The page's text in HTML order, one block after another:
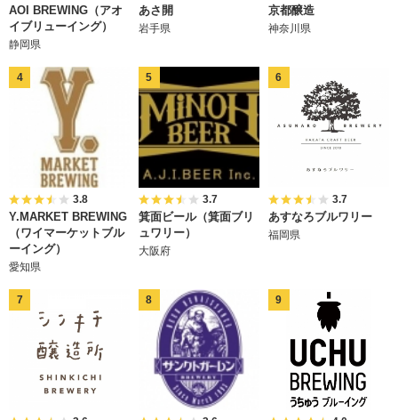
AOI BREWING（アオ
イブリューイング）
静岡県
あさ開
岩手県
京都醸造
神奈川県
3.8
Y.MARKET BREWING
（ワイマーケットブル
ーイング）
愛知県
3.7
箕面ビール（箕面ブリ
ュワリー）
大阪府
3.7
あすなろブルワリー
福岡県